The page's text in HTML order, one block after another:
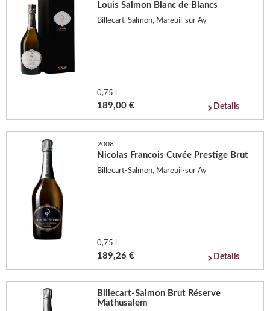
Louis Salmon Blanc de Blancs
Billecart-Salmon, Mareuil-sur Ay
0,75 l
189,00 € Details
2008
Nicolas Francois Cuvée Prestige Brut
Billecart-Salmon, Mareuil-sur Ay
0,75 l
189,26 € Details
Billecart-Salmon Brut Réserve
Mathusalem